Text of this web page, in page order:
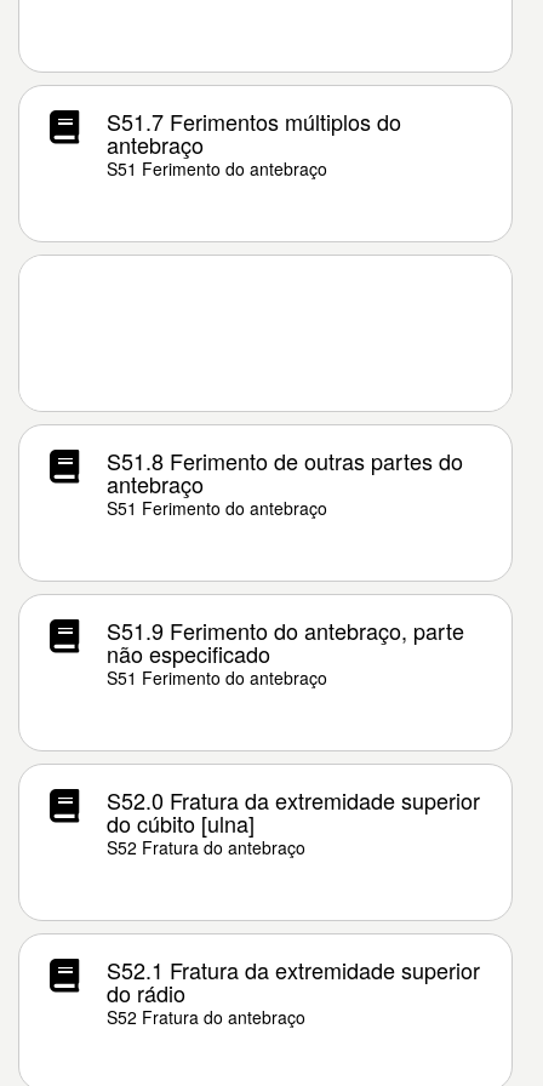
S51.7 Ferimentos múltiplos do
antebraço
S51 Ferimento do antebraço
S51.8 Ferimento de outras partes do
antebraço
S51 Ferimento do antebraço
S51.9 Ferimento do antebraço, parte
não especificado
S51 Ferimento do antebraço
S52.0 Fratura da extremidade superior
do cúbito [ulna]
S52 Fratura do antebraço
S52.1 Fratura da extremidade superior
do rádio
S52 Fratura do antebraço